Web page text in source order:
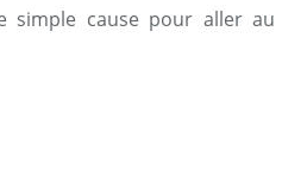
simple cause pour aller au